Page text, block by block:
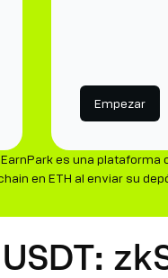
Empezar
es una
en ETH al enviar su